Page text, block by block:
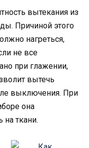
вытекания из
Причиной этого
нагреться,
не все
при глажении,
вытечь
выключения. При
она
на ткани.